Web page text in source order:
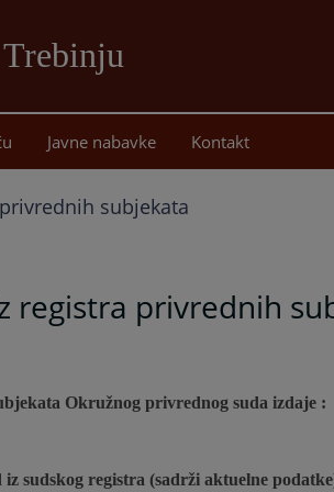
sadržaj
Javne nabavke Kontakt
subjekata
registra privrednih
Okružnog privrednog suda izdaje :
sudskog registra (sadrži aktuelne